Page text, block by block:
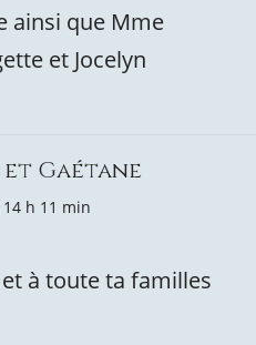
ainsi que Mme
et Jocelyn
Gaétane
14 h 11 min
à toute ta familles